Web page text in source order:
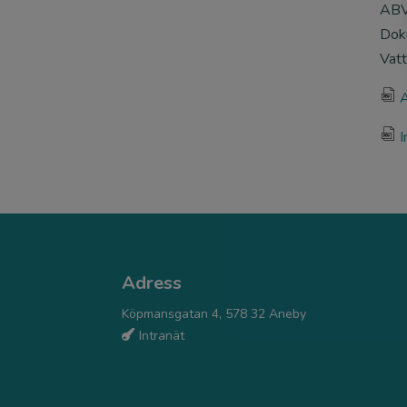
o
n
e
p
n
ic
Adress
Köpmansgatan 4, 578 32 Aneby
Intranät